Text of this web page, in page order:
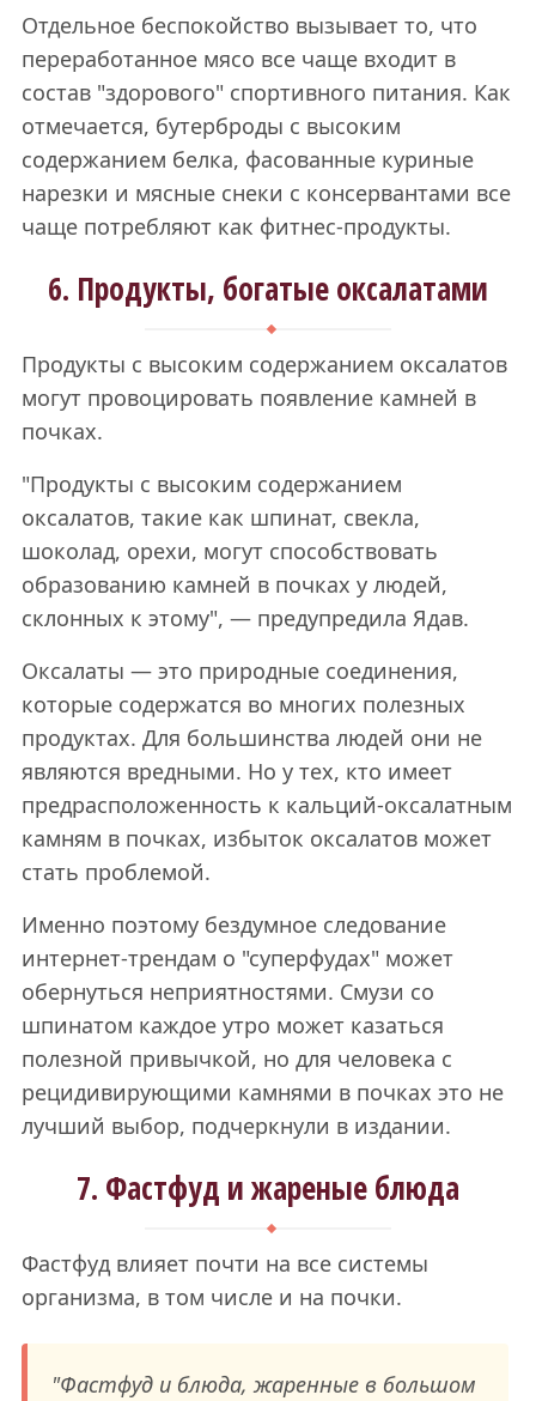
Отдельное беспокойство вызывает то, что
переработанное мясо все чаще входит в
состав "здорового" спортивного питания. Как
отмечается, бутерброды с высоким
содержанием белка, фасованные куриные
нарезки и мясные снеки с консервантами все
чаще потребляют как фитнес-продукты.
6. Продукты, богатые оксалатами
Продукты с высоким содержанием оксалатов
могут провоцировать появление камней в
почках.
"Продукты с высоким содержанием
оксалатов, такие как шпинат, свекла,
шоколад, орехи, могут способствовать
образованию камней в почках у людей,
склонных к этому", — предупредила Ядав.
Оксалаты — это природные соединения,
которые содержатся во многих полезных
продуктах. Для большинства людей они не
являются вредными. Но у тех, кто имеет
предрасположенность к кальций-оксалатным
камням в почках, избыток оксалатов может
стать проблемой.
Именно поэтому бездумное следование
интернет-трендам о "суперфудах" может
обернуться неприятностями. Смузи со
шпинатом каждое утро может казаться
полезной привычкой, но для человека с
рецидивирующими камнями в почках это не
лучший выбор, подчеркнули в издании.
7. Фастфуд и жареные блюда
Фастфуд влияет почти на все системы
организма, в том числе и на почки.
"Фастфуд и блюда, жаренные в большом